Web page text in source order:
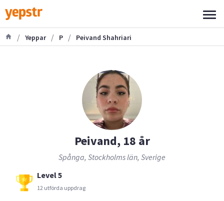
/ Yeppar / P / Peivand Shahriari
Peivand, 18 år
Spånga, Stockholms län, Sverige
Level 5
12 utförda uppdrag